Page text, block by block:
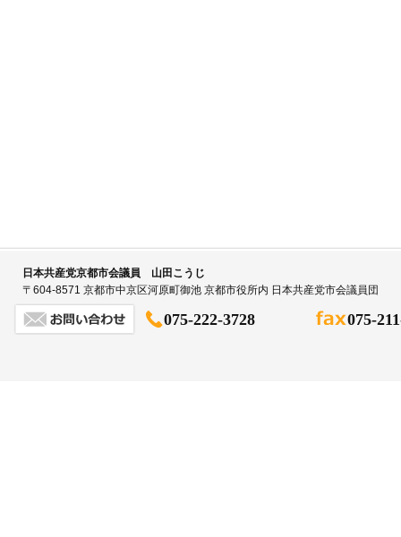
日本共産党京都市会議員 山田こうじ
〒604-8571 京都市中京区河原町御池 京都市役所内 日本共産党市会議員団
075-222-3728 075-